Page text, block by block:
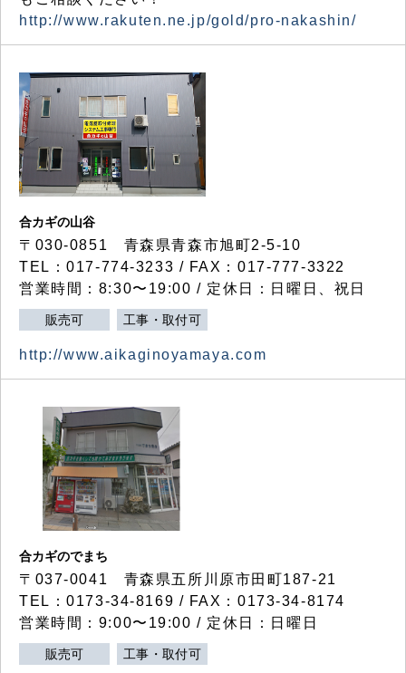
http://www.rakuten.ne.jp/gold/pro-nakashin/
合カギの山谷
〒030-0851 青森県青森市旭町2-5-10
TEL：017-774-3233 / FAX：017-777-3322
営業時間：8:30〜19:00 / 定休日：日曜日、祝日
販売可 工事・取付可
http://www.aikaginoyamaya.com
合カギのでまち
〒037-0041 青森県五所川原市田町187-21
TEL：0173-34-8169 / FAX：0173-34-8174
営業時間：9:00〜19:00 / 定休日：日曜日
販売可 工事・取付可